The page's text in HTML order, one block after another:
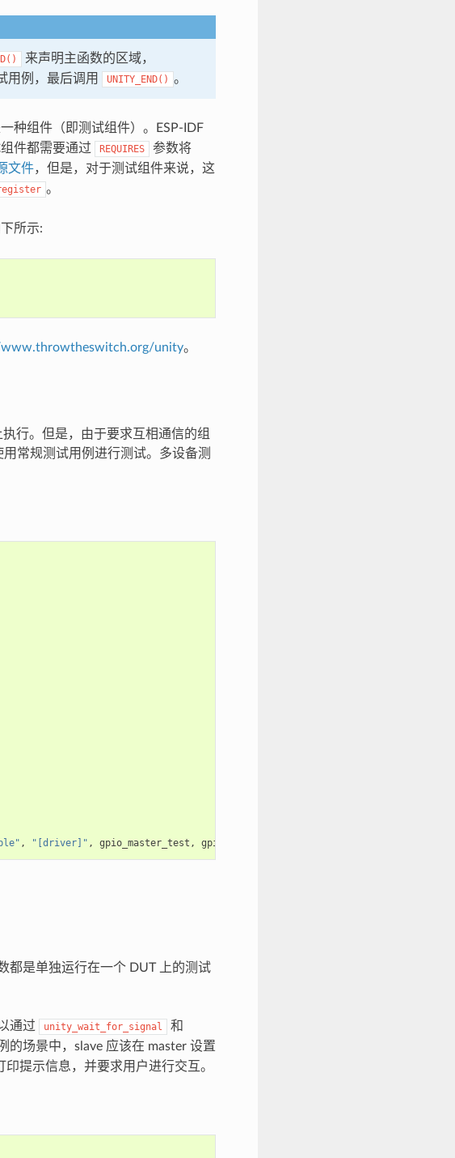
来声明主函数的区域，
用例，最后调用 UNITY_END() 。
种组件（即测试组件）。ESP-IDF
件都需要通过 REQUIRES 参数将
文件，但是，对于测试组件来说，这
。
所示:
unity。
行。但是，由于要求互相通信的组
常规测试用例进行测试。多设备测
, "[driver]" , gpio_master_test , gpio_slave_test
都是单独运行在一个 DUT 上的测试
通过 unity_wait_for_signal 和
的场景中，slave 应该在 master 设置
提示信息，并要求用户进行交互。